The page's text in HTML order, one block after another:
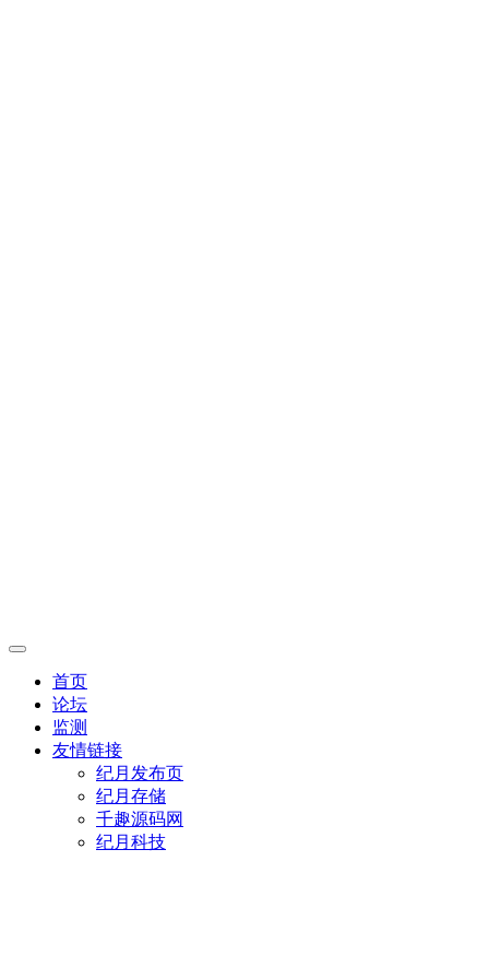
首页
论坛
监测
友情链接
纪月发布页
纪月存储
千趣源码网
纪月科技